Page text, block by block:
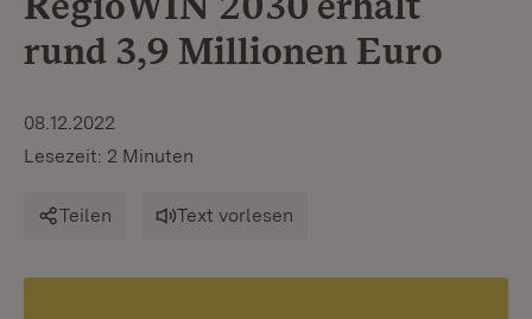
rund 3,9 Millionen Euro
08.12.2022
Lesezeit: 2 Minuten
Teilen Text vorlesen